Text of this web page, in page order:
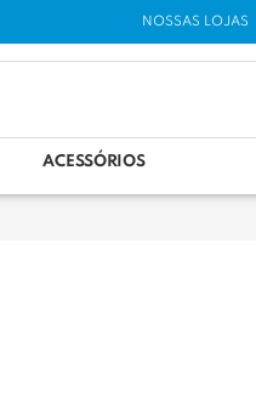
NOSSAS LOJAS
ACESSÓRIOS